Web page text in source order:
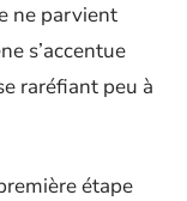
ne parvient
s’accentue
raréfiant peu à
étape